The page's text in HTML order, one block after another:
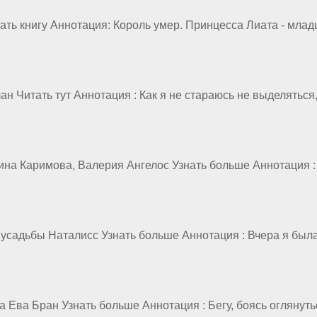
книгу Аннотация: Король умер. Принцесса Лиата -
тут Аннотация : Как я не стараюсь не
Каримова, Валерия Ангелос Узнать больше
Наталисс Узнать больше Аннотация : Вчера я
Бран Узнать больше Аннотация : Бегу, боясь